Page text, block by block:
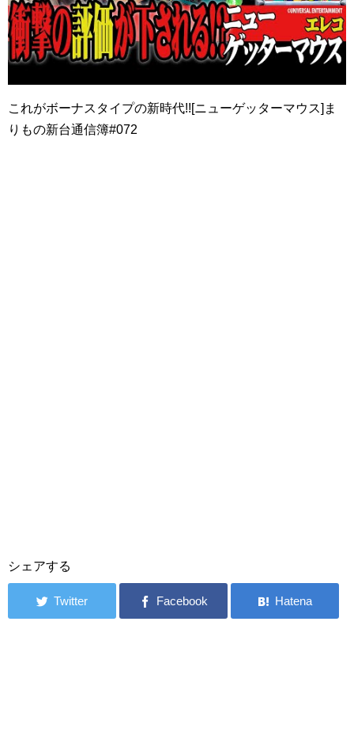
これがボーナスタイプの新時代!![ニューゲッターマウス]ま
りもの新台通信簿#072
シェアする